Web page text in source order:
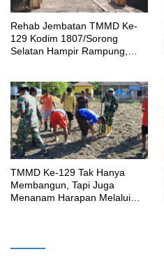
Rehab Jembatan TMMD Ke-
129 Kodim 1807/Sorong
Selatan Hampir Rampung,
Sesor
TMMD Ke-129 Tak Hanya
Membangun, Tapi Juga
Menanam Harapan Melalui